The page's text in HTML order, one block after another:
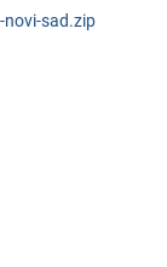
novi-sad.zip